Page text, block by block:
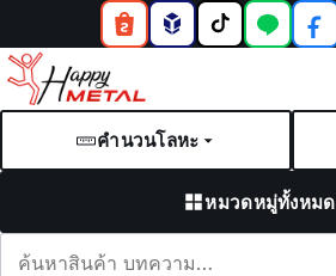
คำนวนโลหะ
หมวดหมู่ทั้งหมด